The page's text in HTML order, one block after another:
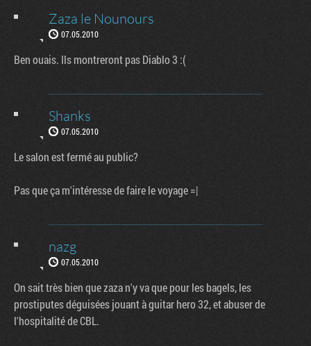
Zaza le Nounours
07.05.2010
Ben ouais. Ils montreront pas Diablo 3 :(
Shanks
07.05.2010
Le salon est fermé au public?
Pas que ça m'intéresse de faire le voyage =|
nazg
07.05.2010
On sait très bien que zaza n'y va que pour les bagels, les
prostiputes déguisées jouant à guitar hero 32, et abuser de
l'hospitalité de CBL.